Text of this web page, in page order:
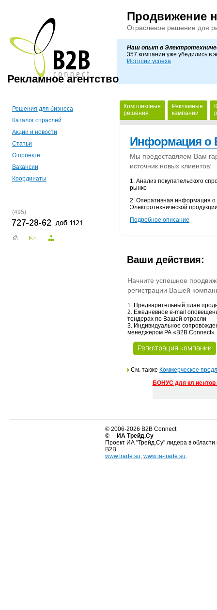
Продвижение
Отраслевое решение для
Наш опыт в
357 компании уже убедились в
Истории успеха
Решения для бизнеса
Каталог отраслей
Акции и новости
Статьи
О проекте
Вакансии
Координаты
(495)
Комплексные
решения
Рекламные
кампании
Информация о
Мы предоставляем Вам
источник новых клиентов:
1. Анализ покупательского
рынке
2. Оперативная информация о
Электротехнической
Подробное описание
Рекламное агентство
Ваши действия:
Начните успешное
регистрации Вашей
1. Предварительный план
2. Ежедневное e-mail
тендерах по Вашей отрасли
3. Индивидуальное
менеджером РА «В2В Connect»
См. также Коммерческое
БОНУС для кл
© 2006-2026 B2B Connect
©
ИА Трейд.Су
Проект ИА "Трейд.Су" лидера в
B2B
www.trade.su, www.ia-trade.su.